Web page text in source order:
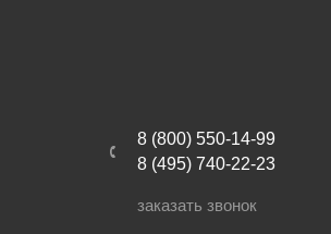
8 (800) 550-14-99
8 (495) 740-22-23
заказать звонок